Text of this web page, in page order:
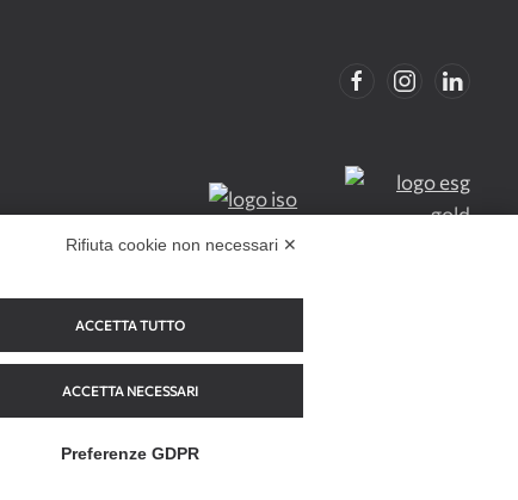
di Sviluppo Regionale 2021/2027 di Regione
Rifiuta cookie non necessari ✕
ACCETTA TUTTO
ACCETTA NECESSARI
Preferenze GDPR